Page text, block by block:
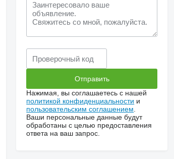
Нажимая, вы соглашаетесь с нашей
политикой конфиденциальности и
пользовательским соглашением
Ваши персональные данные будут
обработаны с целью предоставления
ответа на ваш запрос.